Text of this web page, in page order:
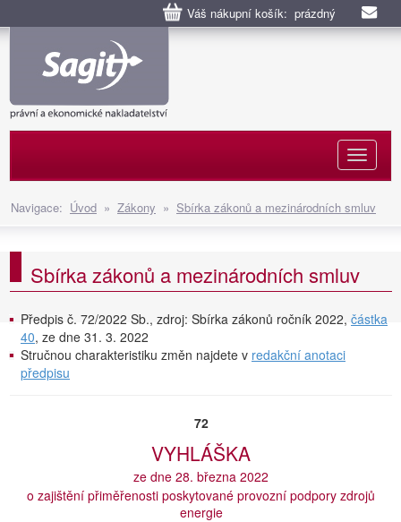
Váš nákupní košík: prázdný
Navigace: Úvod » Zákony » Sbírka zákonů a mezinárodních smluv
Sbírka zákonů a mezinárodních smluv
Předpis č. 72/2022 Sb., zdroj: Sbírka zákonů ročník 2022, částka
40, ze dne 31. 3. 2022
Stručnou charakteristiku změn najdete v redakční anotaci
předpisu
72
VYHLÁŠKA
ze dne 28. března 2022
o zajištění přiměřenosti poskytované provozní podpory zdrojů
energie